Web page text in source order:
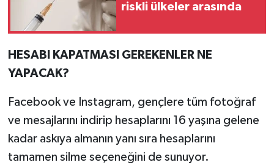
riskli ülkeler arasında
HESABI KAPATMASI GEREKENLER NE
YAPACAK?
Facebook ve Instagram, gençlere tüm fotoğraf
ve mesajlarını indirip hesaplarını 16 yaşına gelene
kadar askıya almanın yanı sıra hesaplarını
tamamen silme seçeneğini de sunuyor.